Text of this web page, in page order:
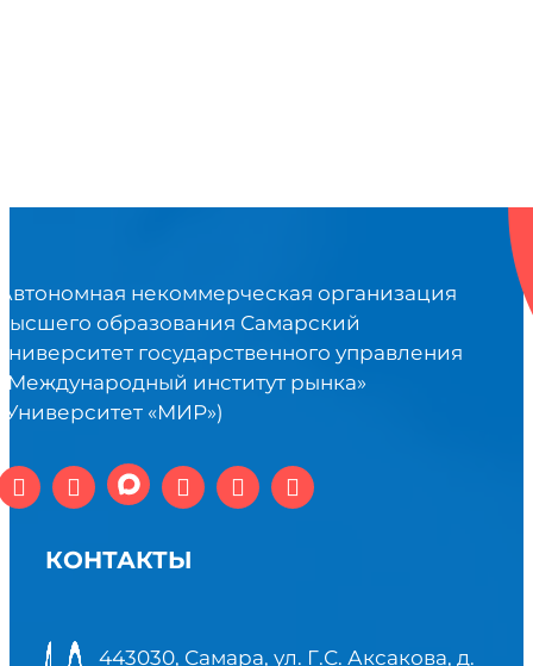
некоммерческая организация
образования Самарский
государственного управления
институт рынка»
«МИР»)
КОНТАКТЫ
443030, Самара, ул. Г.С. Аксакова, д.